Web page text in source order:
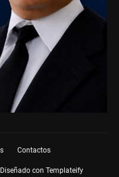
Contactos
con Templateify